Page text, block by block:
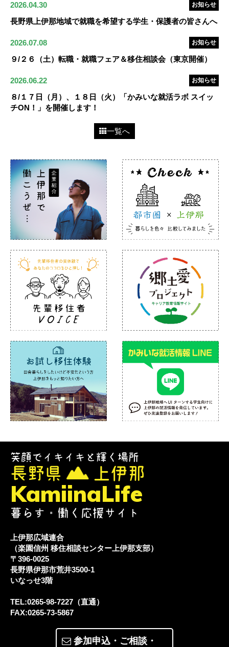
2026.04.30 お知らせ
長野県上伊那地域で就職を希望する学生・保護者の皆さんへ
2026.07.08 お知らせ
９/２６（土）転職・就職フェア＆移住相談会（東京開催）
2026.06.22 お知らせ
８/１７日（月）、１８日（火）「かみいな就活ラボ スイッ
チON！」を開催します！
一覧へ
笑顔でイキイキと輝く場所
長野県 上伊那
KamiinaLife
暮らす・働く応援サイト
上伊那広域連合
（楽園信州 移住相談センター上伊那支部）
〒396-0025
長野県伊那市荒井3500-1
いなっせ3階
TEL:0265-98-7227（直通）
FAX:0265-73-5867
参加申込・ご相談・